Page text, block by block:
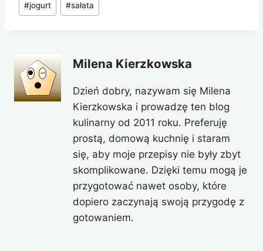
#jogurt #sałata
Milena Kierzkowska
Dzień dobry, nazywam się Milena
Kierzkowska i prowadzę ten blog
kulinarny od 2011 roku. Preferuję
prostą, domową kuchnię i staram
się, aby moje przepisy nie były zbyt
skomplikowane. Dzięki temu mogą je
przygotować nawet osoby, które
dopiero zaczynają swoją przygodę z
gotowaniem.